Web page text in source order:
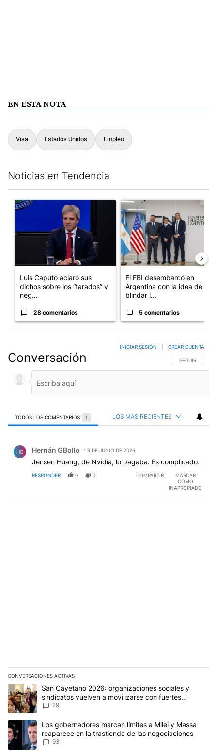
EN ESTA NOTA
Visa Estados Unidos Empleo
Noticias en Tendencia
Un artículo de tendencia con el título "Luis Caputo aclaró sus
Luis Caputo aclaró sus
dichos sobre los “tarados” y
neg...
28 comentarios
Un artículo de tendencia con
El FBI desembarcó en
Argentina con la idea de
blindar l...
5 comentarios
Conversación SIGA ESTA
SEGUIR
INICIAR SESIÓN CREAR CUENTA
TODOS LOS COMENTARIOS 1 LOS MÁS RECIENTES
HG Hernán GBollo 9 DE JUNIO DE 2026
Jensen Huang, de Nvidia, lo pagaba. Es complicado.
RESPONDER 0 0 COMPARTIR
MARCAR
COMO
INAPROPIADO
CONVERSACIONES ACTIVAS
Este listado muestra los artículos con más comentarios en los
Un artículo de tendencia con el título "San Cayetano 2026:
San Cayetano 2026: organizaciones sociales y
sindicatos vuelven a movilizarse con fuertes
reclamos al Gobierno
29
Un artículo de tendencia con el título "Los gobernadores
Los gobernadores marcan límites a Milei y Massa
reaparece en la trastienda de las negociaciones
93